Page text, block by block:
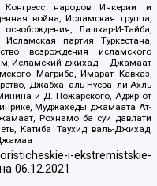
народов Ичкерии и
война, Исламская группа,
Лашкар-И-Тайба,
партия Туркестана,
возрождения исламского
Исламский джихад – Джамаат
Магриба, Имарат Кавказ,
Джабха аль-Нусра ли-Ахль
и Д. Пожарского, Аджр от
Муджахеды джамаата Ат-
Рохнамо ба суи давлати
Катиба Таухид валь-Джихад,
i-ekstremistskie-
06.12.2021